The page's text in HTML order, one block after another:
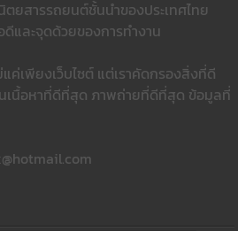
ยสารรถยนต์ชั้นนำของประเทศไทย
และจุดด้วยของการทำงาน
ค่เพียงเว็บไซต์ แต่เราคัดกรองสิ่งที่ดี
นเนื้อหาที่ดีที่สุด ภาพถ่ายที่ดีที่สุด ข้อมูลที่